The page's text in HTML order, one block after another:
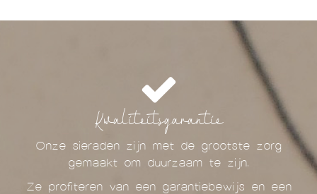
Kwaliteitsgarantie
Onze sieraden zijn met de grootste zorg
gemaakt om duurzaam te zijn.
Ze profiteren van een garantiebewijs en een